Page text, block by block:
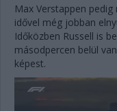
Max Verstappen
idővel még jobban
Időközben Russell is
másodpercen belül
képest.